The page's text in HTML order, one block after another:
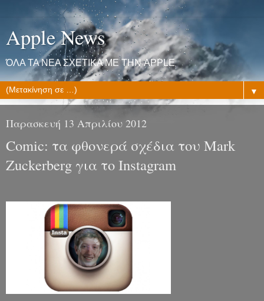
Apple News
ΌΛΑ ΤΑ ΝΕΑ ΣΧΕΤΙΚΑ ΜΕ ΤΗΝ APPLE
▼
Παρασκευή 13 Απριλίου 2012
Comic: τα φθονερά σχέδια του Mark
Zuckerberg για το Instagram